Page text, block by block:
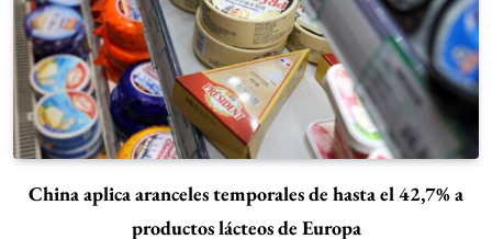
China aplica aranceles temporales de hasta el 42,7% a
productos lácteos de Europa